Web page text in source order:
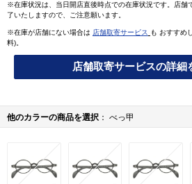
※在庫状況は、当日開店直後時点での在庫状況です。店舗
了いたしますので、ご注意願います。
※在庫が店舗にない場合は 店舗取寄サービス
も おすすめ
料)。
店舗取寄サービスの詳細
他のカラーの商品を選択 べっ甲